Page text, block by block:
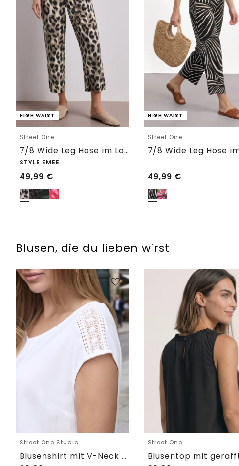
HIGH WAIST
Street One
7/8 Wide Leg Hose im Loose Fit mit Print
STYLE EMEE
49,99 €
HIGH WAIST
Street One
49,99 €
Blusen, die du lieben wirst
Street One Studio
Blusenshirt mit V-Neck und Spitze
Street One